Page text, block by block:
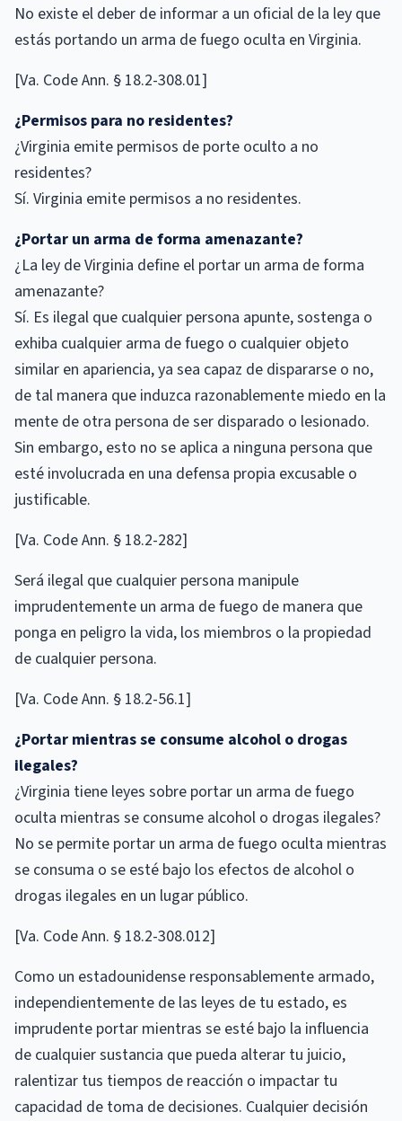
No existe el deber de informar a un oficial de la ley que
estás portando un arma de fuego oculta en Virginia.
[Va. Code Ann. § 18.2-308.01]
¿Permisos para no residentes?
¿Virginia emite permisos de porte oculto a no
residentes?
Sí. Virginia emite permisos a no residentes.
¿Portar un arma de forma amenazante?
¿La ley de Virginia define el portar un arma de forma
amenazante?
Sí. Es ilegal que cualquier persona apunte, sostenga o
exhiba cualquier arma de fuego o cualquier objeto
similar en apariencia, ya sea capaz de dispararse o no,
de tal manera que induzca razonablemente miedo en la
mente de otra persona de ser disparado o lesionado.
Sin embargo, esto no se aplica a ninguna persona que
esté involucrada en una defensa propia excusable o
justificable.
[Va. Code Ann. § 18.2-282]
Será ilegal que cualquier persona manipule
imprudentemente un arma de fuego de manera que
ponga en peligro la vida, los miembros o la propiedad
de cualquier persona.
[Va. Code Ann. § 18.2-56.1]
¿Portar mientras se consume alcohol o drogas
ilegales?
¿Virginia tiene leyes sobre portar un arma de fuego
oculta mientras se consume alcohol o drogas ilegales?
No se permite portar un arma de fuego oculta mientras
se consuma o se esté bajo los efectos de alcohol o
drogas ilegales en un lugar público.
[Va. Code Ann. § 18.2-308.012]
Como un estadounidense responsablemente armado,
independientemente de las leyes de tu estado, es
imprudente portar mientras se esté bajo la influencia
de cualquier sustancia que pueda alterar tu juicio,
ralentizar tus tiempos de reacción o impactar tu
capacidad de toma de decisiones. Cualquier decisión